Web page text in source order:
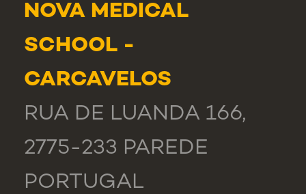
NOVA MEDICAL
SCHOOL -
CARCAVELOS
RUA DE LUANDA 166,
2775-233 PAREDE
PORTUGAL